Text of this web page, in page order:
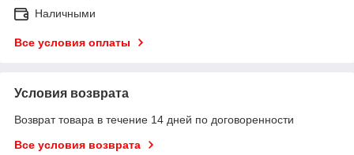
Наличными
Все условия оплаты
Условия возврата
Возврат товара в течение 14 дней по договоренности
Все условия возврата